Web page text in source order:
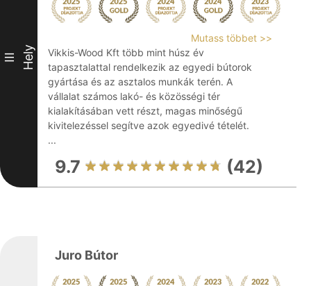
III Hely
Mutass többet >>
Vikkis-Wood Kft több mint húsz év
tapasztalattal rendelkezik az egyedi bútorok
gyártása és az asztalos munkák terén. A
vállalat számos lakó- és közösségi tér
kialakításában vett részt, magas minőségű
kivitelezéssel segítve azok egyedivé tételét.
...
9.7 (42)
Juro Bútor